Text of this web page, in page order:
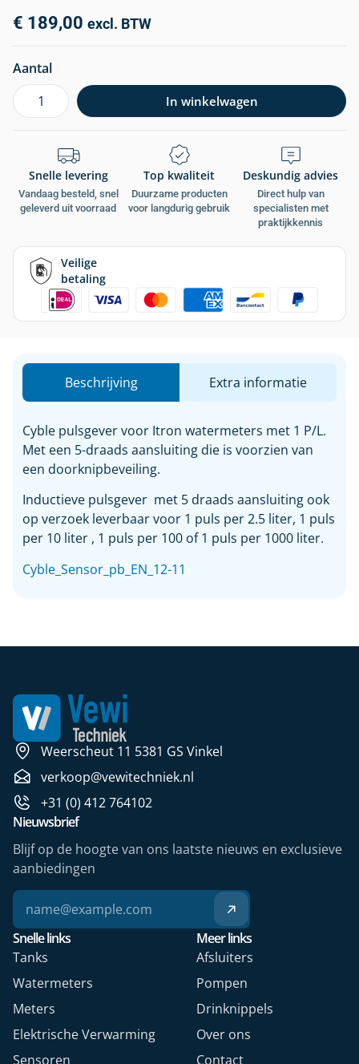
€ 189,00 excl. BTW
Aantal
In winkelwagen
Snelle levering
Vandaag besteld, snel
geleverd uit voorraad
Top kwaliteit
Duurzame producten
voor langdurig gebruik
Deskundig advies
Direct hulp van
specialisten met
praktijkkennis
Veilige
betaling
Beschrijving Extra informatie
Cyble pulsgever voor Itron watermeters met 1 P/L.
Met een 5-draads aansluiting die is voorzien van
een doorknipbeveiling.
Inductieve pulsgever met 5 draads aansluiting ook
op verzoek leverbaar voor 1 puls per 2.5 liter, 1 puls
per 10 liter , 1 puls per 100 of 1 puls per 1000 liter.
Cyble_Sensor_pb_EN_12-11
Weerscheut 11 5381 GS Vinkel
verkoop@vewitechniek.nl
+31 (0) 412 764102
Snelle links
Tanks
Watermeters
Meters
Elektrische Verwarming
Sensoren
Meer links
Afsluiters
Pompen
Drinknippels
Over ons
Contact
Nieuwsbrief
Blijf op de hoogte van ons laatste nieuws en exclusieve
aanbiedingen